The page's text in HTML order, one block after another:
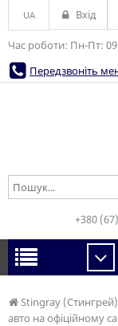
Stingray
авто на офіційному
Час роботи: Пн-Пт:
Передзвоніть
UA Вхід
+380